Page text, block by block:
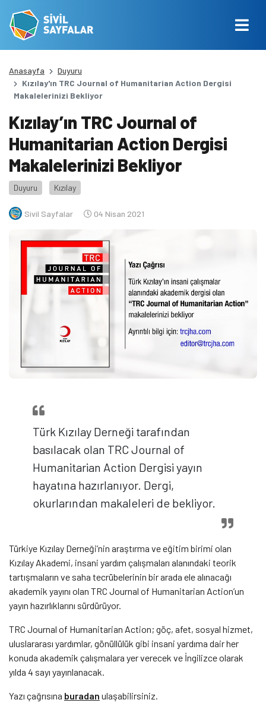
Anasayfa
Duyuru
Kızılay'ın TRC Journal of Humanitarian Action Dergisi
Makalelerinizi Bekliyor
Kızılay’ın TRC Journal of
Humanitarian Action Dergisi
Makalelerinizi Bekliyor
Duyuru Kızılay
Sivil Sayfalar 04 Nisan 2021
Türk Kızılay Derneği tarafından
basılacak olan TRC Journal of
Humanitarian Action Dergisi yayın
hayatına hazırlanıyor. Dergi,
okurlarından makaleleri de bekliyor.
Türkiye Kızılay Derneği’nin araştırma ve eğitim birimi olan
Kızılay Akademi, insani yardım çalışmaları alanındaki teorik
tartışmaların ve saha tecrübelerinin bir arada ele alınacağı
akademik yayını olan TRC Journal of Humanitarian Action’un
yayın hazırlıklarını sürdürüyor.
TRC Journal of Humanitarian Action; göç, afet, sosyal hizmet,
uluslararası yardımlar, gönüllülük gibi insani yardıma dair her
konuda akademik çalışmalara yer verecek ve İngilizce olarak
yılda 4 sayı yayınlanacak.
Yazı çağrısına buradan ulaşabilirsiniz.